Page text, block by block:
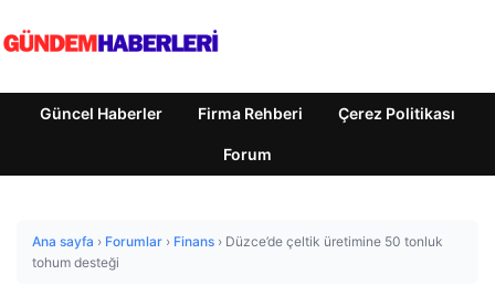
Güncel Haberler Firma Rehberi Çerez Politikası
Forum
Ana sayfa › Forumlar › Finans › Düzce’de çeltik üretimine 50 tonluk
tohum desteği